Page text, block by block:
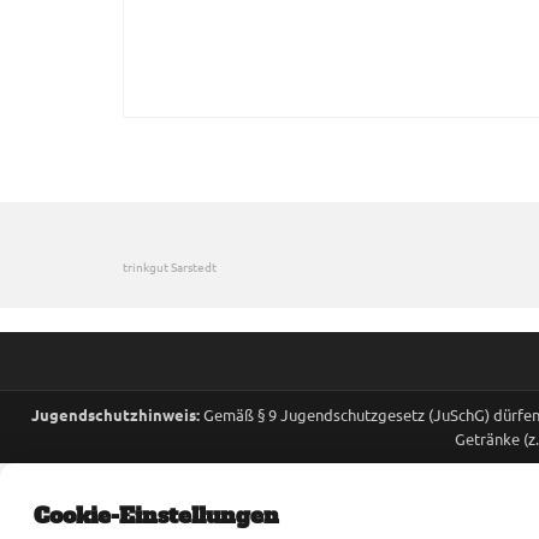
trinkgut Sarstedt
Jugendschutzhinweis:Gemäß § 9 Jugendschutzgesetz (JuSchG)
Getränke
Cookie-Einstellungen